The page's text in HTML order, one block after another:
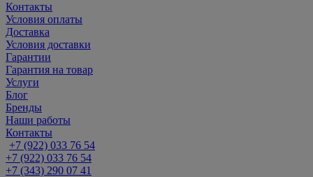
Контакты
Условия оплаты
Доставка
Условия доставки
Гарантии
Гарантия на товар
Услуги
Блог
Бренды
Наши работы
Контакты
+7 (922) 033 76 54
+7 (922) 033 76 54
+7 (343) 290 07 41